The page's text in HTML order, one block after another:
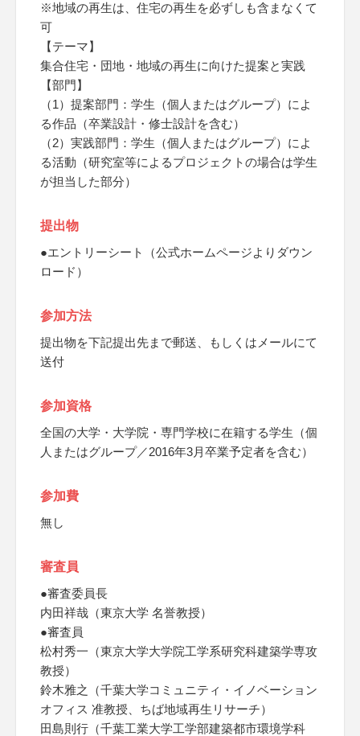
※地域の再生は、住宅の再生を必ずしも含まなくて
可
【テーマ】
集合住宅・団地・地域の再生に向けた提案と実践
【部門】
（1）提案部門：学生（個人またはグループ）によ
る作品（卒業設計・修士設計を含む）
（2）実践部門：学生（個人またはグループ）によ
る活動（研究室等によるプロジェクトの場合は学生
が担当した部分）
提出物
●エントリーシート（公式ホームページよりダウン
ロード）
参加方法
提出物を下記提出先まで郵送、もしくはメールにて
送付
参加資格
全国の大学・大学院・専門学校に在籍する学生（個
人またはグループ／2016年3月卒業予定者を含む）
参加費
無し
審査員
●審査委員長
内田祥哉（東京大学 名誉教授）
●審査員
松村秀一（東京大学大学院工学系研究科建築学専攻
教授）
鈴木雅之（千葉大学コミュニティ・イノベーション
オフィス 准教授、ちば地域再生リサーチ）
田島則行（千葉工業大学工学部建築都市環境学科